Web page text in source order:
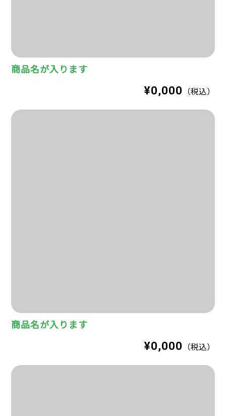
商品名が入ります
¥0,000 （税込）
商品名が入ります
¥0,000 （税込）